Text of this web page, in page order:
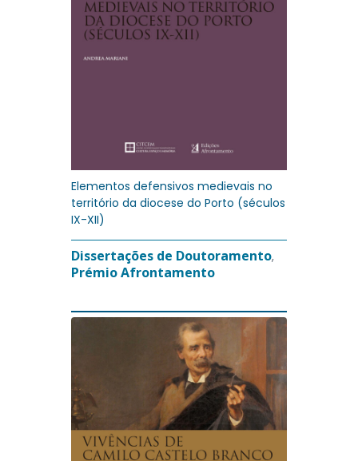
Elementos defensivos medievais no
território da diocese do Porto (séculos
IX-XII)
Dissertações de Doutoramento,
Prémio Afrontamento